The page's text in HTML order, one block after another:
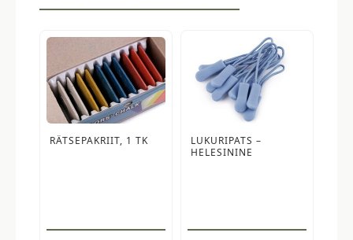
RÄTSEPAKRIIT, 1 TK
LUKURIPATS –
HELESININE